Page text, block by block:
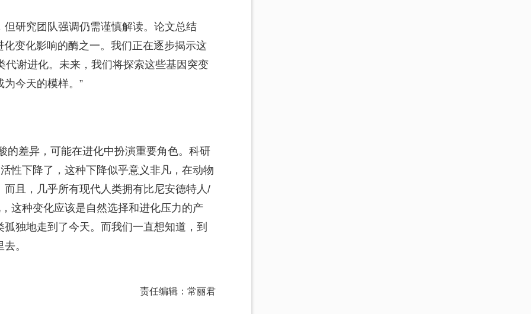
研究团队强调仍需谨慎解读。论文总结
变化影响的酶之一。我们正在逐步揭示这
谢进化。未来，我们将探索这些基因突变
今天的模样。”
的差异，可能在进化中扮演重要角色。科研
性下降了，这种下降似乎意义非凡，在动物
且，几乎所有现代人类拥有比尼安德特人/
这种变化应该是自然选择和进化压力的产
独地走到了今天。而我们一直想知道，到
。
责任编辑：常丽君